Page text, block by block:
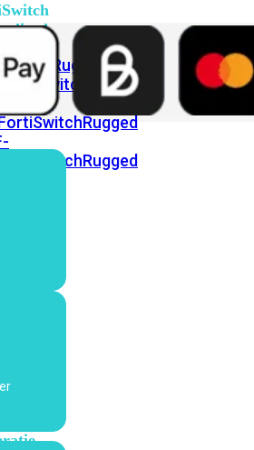
FortiSwitchRugged
FortiSwitchRugged